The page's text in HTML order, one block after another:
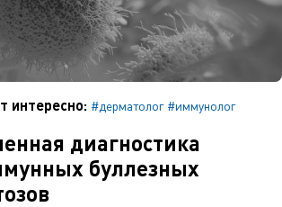
интересно: #дерматолог #иммунолог
диагностика
буллезных